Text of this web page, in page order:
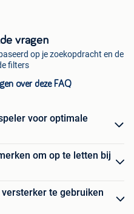
vragen
op je zoekopdracht en de
filters
over deze FAQ
voor optimale
om op te letten bij
te gebruiken